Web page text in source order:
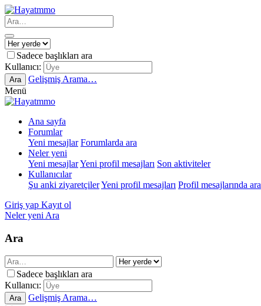
Sadece başlıkları ara
Kullanıcı:
Ara
Gelişmiş Arama…
Menü
Ana sayfa
Forumlar
Yeni mesajlar Forumlarda ara
Neler yeni
Yeni mesajlarYeni profil mesajları Son aktiviteler
Kullanıcılar
Şu anki ziyaretçilerYeni profil mesajları Profil mesajlarında ara
Giriş yap Kayıt ol
Neler yeni Ara
Ara
Sadece başlıkları ara
Kullanıcı:
Ara
Gelişmiş Arama…